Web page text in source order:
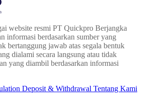
website resmi PT Quickpro Berjangka
informasi berdasarkan sumber yang
bertanggung jawab atas segala bentuk
dialami secara langsung atau tidak
yang diambil berdasarkan informasi
Deposit & Withdrawal Tentang Kami